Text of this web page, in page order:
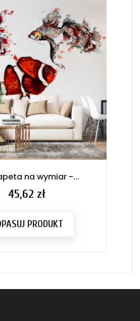
na wymiar -...
Cena
45,62 zł
PRODUKT